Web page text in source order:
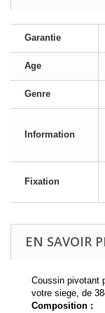
Garantie
Age
Genre
Information
Fixation
EN SAVOIR
Coussin pivotant
votre siege, de
Composition :